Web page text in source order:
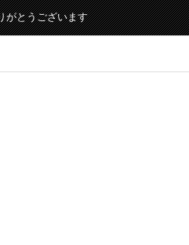
がとうございます